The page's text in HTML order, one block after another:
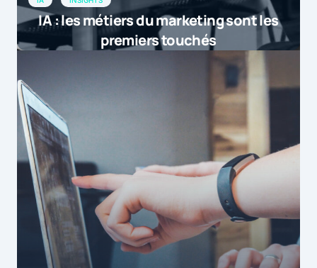
IA : les métiers du marketing sont les
premiers touchés